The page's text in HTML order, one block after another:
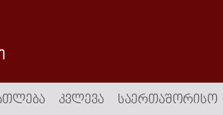
ᲙᲕᲚᲔᲕᲐ ᲡᲐᲔᲠᲗᲐᲨᲝᲠᲘᲡᲝ